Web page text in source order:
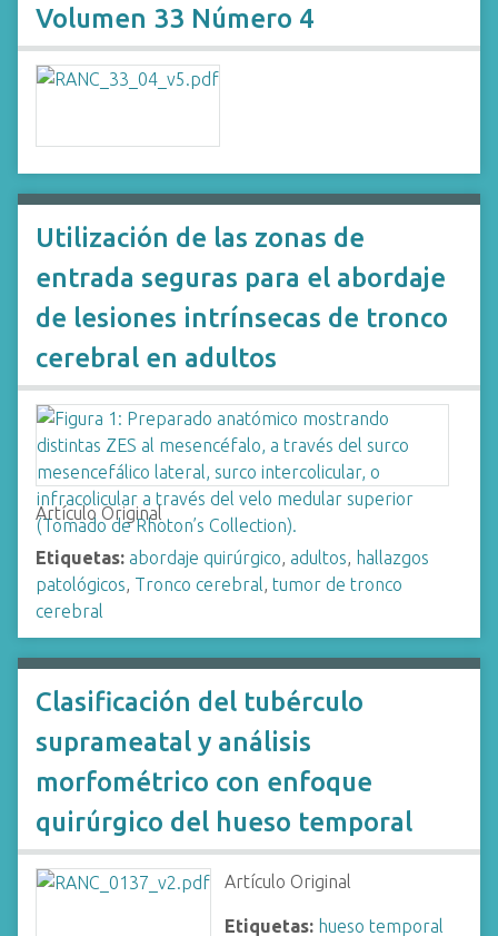
Volumen 33 Número 4
Utilización de las zonas de
entrada seguras para el abordaje
de lesiones intrínsecas de tronco
cerebral en adultos
Artículo Original
Etiquetas: abordaje quirúrgico, adultos, hallazgos
patológicos, Tronco cerebral, tumor de tronco
cerebral
Clasificación del tubérculo
suprameatal y análisis
morfométrico con enfoque
quirúrgico del hueso temporal
Artículo Original
Etiquetas: hueso temporal